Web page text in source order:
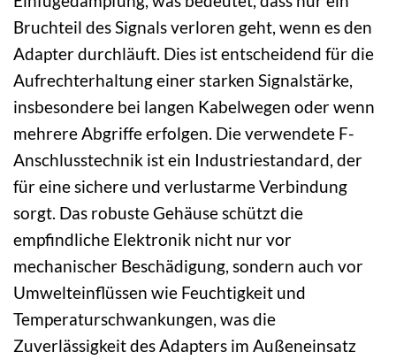
Bruchteil des Signals verloren geht, wenn es den
Adapter durchläuft. Dies ist entscheidend für die
Aufrechterhaltung einer starken Signalstärke,
insbesondere bei langen Kabelwegen oder wenn
mehrere Abgriffe erfolgen. Die verwendete F-
Anschlusstechnik ist ein Industriestandard, der
für eine sichere und verlustarme Verbindung
sorgt. Das robuste Gehäuse schützt die
empfindliche Elektronik nicht nur vor
mechanischer Beschädigung, sondern auch vor
Umwelteinflüssen wie Feuchtigkeit und
Temperaturschwankungen, was die
Zuverlässigkeit des Adapters im Außeneinsatz